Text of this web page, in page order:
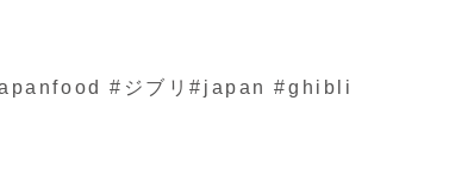
#ジブリ#japan #ghibli